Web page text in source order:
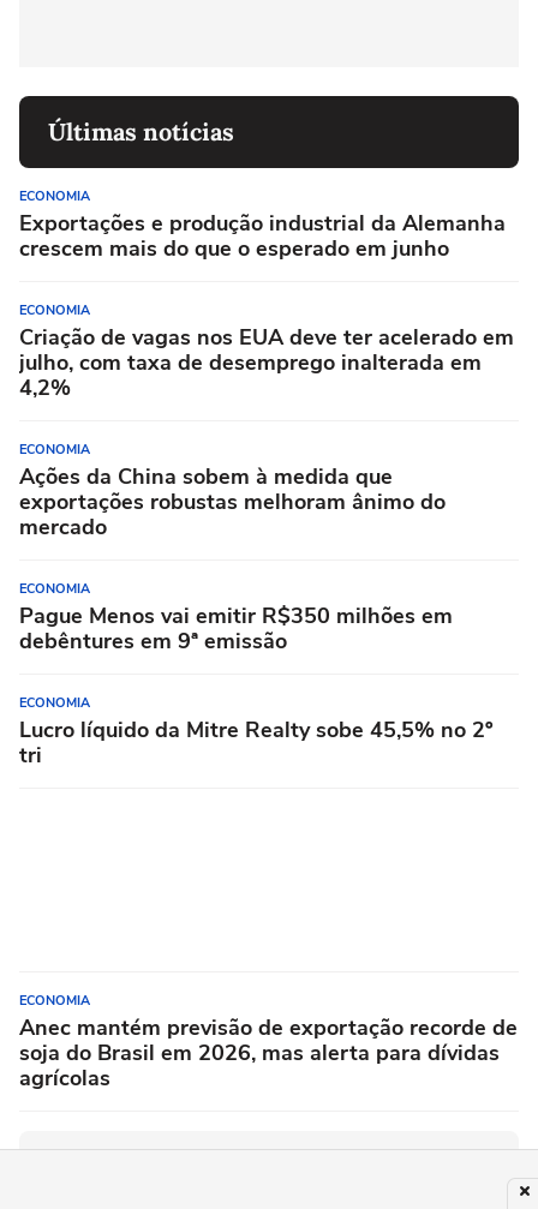
Últimas notícias
ECONOMIA
Exportações e produção industrial da Alemanha
crescem mais do que o esperado em junho
ECONOMIA
Criação de vagas nos EUA deve ter acelerado em
julho, com taxa de desemprego inalterada em
4,2%
ECONOMIA
Ações da China sobem à medida que
exportações robustas melhoram ânimo do
mercado
ECONOMIA
Pague Menos vai emitir R$350 milhões em
debêntures em 9ª emissão
ECONOMIA
Lucro líquido da Mitre Realty sobe 45,5% no 2º
tri
ECONOMIA
Anec mantém previsão de exportação recorde de
soja do Brasil em 2026, mas alerta para dívidas
agrícolas
PUBLICIDADE